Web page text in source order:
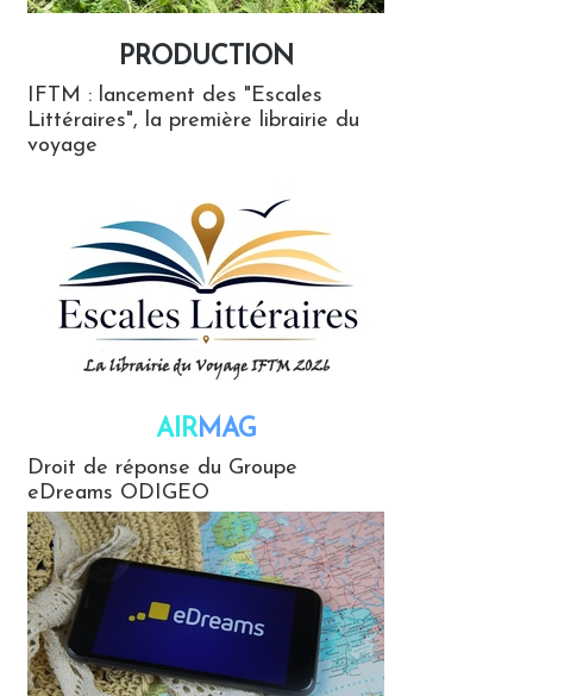
PRODUCTION
IFTM : lancement des "Escales
Littéraires", la première librairie du
voyage
AIRMAG
Droit de réponse du Groupe
eDreams ODIGEO